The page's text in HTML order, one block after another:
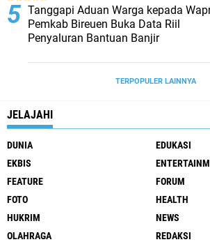
Tanggapi Aduan Warga kepada
Pemkab Bireuen Buka Data Riil
Penyaluran Bantuan Banjir
TERPOPULER LAINNYA
JELAJAHI
DUNIA
EDUKASI
EKBIS
FEATURE
FORUM
FOTO
HEALTH
HUKRIM
NEWS
OLAHRAGA
REDAKSI